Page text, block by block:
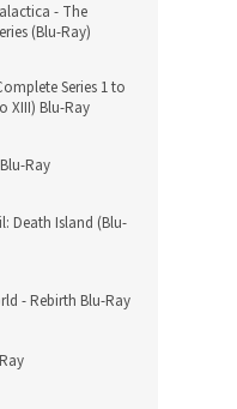
- The
(Blu-Ray)
Series 1 to
XIII) Blu-Ray
Ray
Death Island (Blu-
- Rebirth Blu-Ray